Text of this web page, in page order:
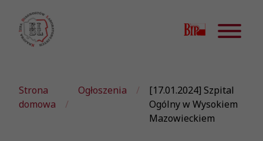
Strona
domowa
Ogłoszenia
[17.01.2024] Szpital
Ogólny w Wysokiem
Mazowieckiem